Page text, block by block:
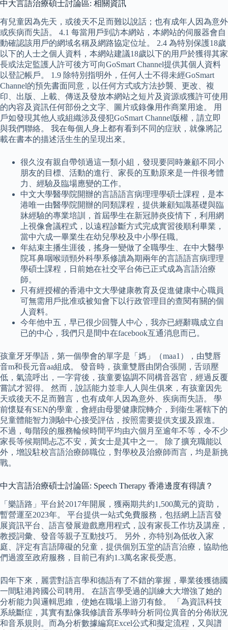
中大言語治療碩士討論區: 相關資訊
有兒童因為先天，或後天不足而難以說話；也有成年人因為意外
或疾病而失語。 4.1 每當用戶到訪本網站，本網站的伺服器會自
動確認該用戶的網域名稱及網路協定位址。 2.4 為特別保護18歲
以下的人士之個人資料，本網站建議18歲以下的用戶於獲得其家
長或法定監護人許可後方可向GoSmart Channel提供其個人資料
以登記帳戶。 1.9 除特別指明外，任何人士不得未經GoSmart
Channel的預先書面同意，以任何方式或方法抄襲、更改、複
印、出版、上載、傳送及發放本網站之短片及資源或獲許可使用
的內容及資訊任何部份之文字、圖片或錄像用作商業用途。 用
戶如發現其他人或組織涉及侵犯GoSmart Channel版權，請立即
與我們聯絡。 我在每個人身上都有看到不同的症狀，就像將記
載在書本的描述活生生的呈現出來。
很久沒有親自帶領過這一類小組，發現要同時兼顧不同小
朋友的目標、活動的進行、家長的互動原來是一件很考體
力、經驗及臨場應變的工作。
中文大學醫學院開辦的言語語言病理理學碩士課程，是本
港唯一由醫學院開辦的同類課程，提供兼顧知識基礎與臨
牀經驗的專業培訓，首屆學生在新冠肺炎疫情下，利用網
上視像會議程式，以遠程診斷方式完成實習後順利畢業，
當中六成一畢業生在幼兒學校及中小學任職。
年結束主播生涯後，搖身一變做了全職學生、在中大醫學
院耳鼻咽喉頭頸外科學系修讀為期兩年的言語語言病理理
學碩士課程，日前她在社交平台佈已正式成為言語治療
師。
只有經授權的香港中文大學健康教育及促進健康中心職員
可無需用戶批准或被知會下以行政管理目的查閱有關的個
人資料。
今年他中五，早已很少回聾人中心，我亦已經辭職成立自
已的中心，我們只是間中在facebook互通消息而已。
孩童牙牙學語，第一個學會的單字是「媽」（maa1），由雙唇
音m和長元音aa組成。 發音時，孩童雙唇由閉合張開，舌頭壓
低，氣流呼出，一字背後，孩童要協調不同構音器官，經過反覆
嘗試才習得。 然而，說話能力並非人人與生俱來，有孩童因先
天或後天不足而難言，也有成年人因為意外、疾病而失語。 學
前懷疑有SEN的學童，會經由母嬰健康院轉介，到衞生署轄下的
兒童體能智力測驗中心接受評估，按照需要提供支援及跟進。
不過，每階段的服務輪候時間平均由六個月至逾年不等，令不少
家長等候期間忐忑不安，黃女士是其中之一。 除了擴充職能以
外，增設駐校言語治療師職位，對學校及治療師而言，均是新挑
戰。
中大言語治療碩士討論區: Speech Therapy 香港邊度有得讀？
「樂語路」平台於2017年開展，獲兩期共約1,500萬元的資助，
暫營運至2023年。 平台提供一站式免費服務，包括網上語言發
展資訊平台、語言發展遊戲應用程式，設有家長工作坊及講座，
教授詞彙、發音等親子互動技巧。 另外，亦特別為低收入家
庭、評定有言語障礙的兒童，提供個別五堂的語言治療，協助他
們過渡至政府服務，目前已有約1.3萬名家長受惠。
四年下來，麗雲對語言學和德語有了不錯的掌握，畢業後獲德國
一間駐港跨國公司聘用。 在語言學受過的訓練大大增強了她的
分析能力與邏輯思維，使她在職場上游刃有餘。 「為資訊科技
系統斷症，其實有點像我修讀音系學時分析同位異音的分佈狀況
和音系規則。而為分析數據編寫Excel公式和擬定流程，又與譜